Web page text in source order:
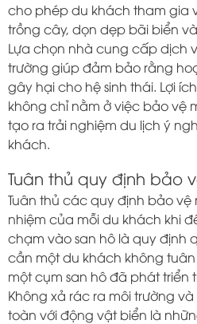
cho phép du khách tham gia
trồng cây, dọn dẹp bãi biển
Lựa chọn nhà cung cấp dịch
trường giúp đảm bảo rằng
gây hại cho hệ sinh thái. Lợi
không chỉ nằm ở việc bảo vệ
tạo ra trải nghiệm du lịch ý
khách.
Tuân thủ quy định bảo
Tuân thủ các quy định bảo vệ
nhiệm của mỗi du khách khi
chạm vào san hô là quy định
cần một du khách không
một cụm san hô đã phát triển
Không xả rác ra môi trường
toàn với động vật biển là